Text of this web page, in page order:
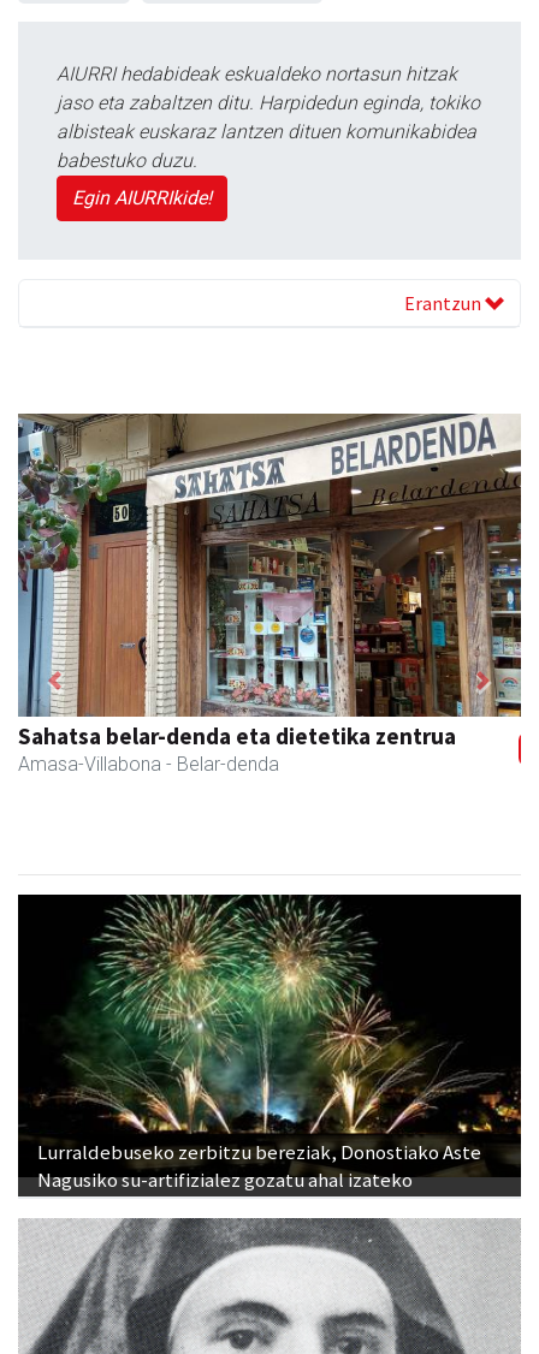
AIURRI hedabideak eskualdeko nortasun hitzak
jaso eta zabaltzen ditu. Harpidedun eginda, tokiko
albisteak euskaraz lantzen dituen komunikabidea
babestuko duzu.
Egin AIURRIkide!
Erantzun
Sahatsa belar-denda eta dietetika zentrua
Amasa-Villabona - Belar-denda
Previous Next
Lurraldebuseko zerbitzu bereziak, Donostiako Aste
Nagusiko su-artifizialez gozatu ahal izateko